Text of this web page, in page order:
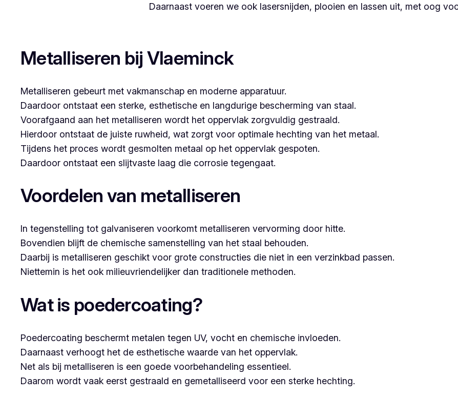
Daarnaast voeren we ook lasersnijden, plooien en lassen uit, met oog
Metalliseren bij Vlaeminck
Metalliseren gebeurt met vakmanschap en moderne apparatuur.
Daardoor ontstaat een sterke, esthetische en langdurige bescherming van staal.
Voorafgaand aan het metalliseren wordt het oppervlak zorgvuldig gestraald.
Hierdoor ontstaat de juiste ruwheid, wat zorgt voor optimale hechting van het metaal.
Tijdens het proces wordt gesmolten metaal op het oppervlak gespoten.
Daardoor ontstaat een slijtvaste laag die corrosie tegengaat.
Voordelen van metalliseren
In tegenstelling tot galvaniseren voorkomt metalliseren vervorming door hitte.
Bovendien blijft de chemische samenstelling van het staal behouden.
Daarbij is metalliseren geschikt voor grote constructies die niet in een verzinkbad passen.
Niettemin is het ook milieuvriendelijker dan traditionele methoden.
Wat is poedercoating?
Poedercoating beschermt metalen tegen UV, vocht en chemische invloeden.
Daarnaast verhoogt het de esthetische waarde van het oppervlak.
Net als bij metalliseren is een goede voorbehandeling essentieel.
Daarom wordt vaak eerst gestraald en gemetalliseerd voor een sterke hechting.